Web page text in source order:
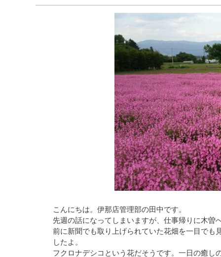
こんにちは。伊那店管理部の田中です。
先週の話になってしまいますが、仕事帰りに木曽
前に新聞でも取り上げられていた花畑を一目でも
したよ。
フクロナデシコという花だそうです。一日の癒し